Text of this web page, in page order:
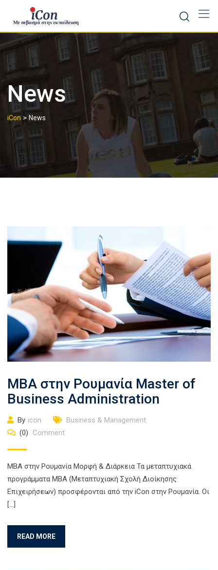
content
News
iCon > News
MBA στην Ρουμανία Master of
Business Administration
By icon
Business & Management
(0)
Comment
ΜΒΑ στην Ρουμανία Μορφή & Διάρκεια Τα μεταπτυχιακά
προγράμματα MBA (Μεταπτυχιακή Σχολή Διοίκησης
Επιχειρήσεων) προσφέρονται από την iCon στην Ρουμανία. Οι
[…]
READ MORE